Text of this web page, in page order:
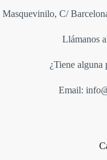
Masquevinilo, C/
Llámanos
¿Tiene alguna
Email: